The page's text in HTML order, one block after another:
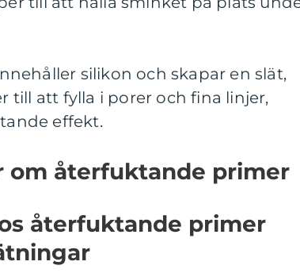
silikon och skapar en slät,
till att fylla i porer och fina linjer,
effekt.
om återfuktande primer
återfuktande primer